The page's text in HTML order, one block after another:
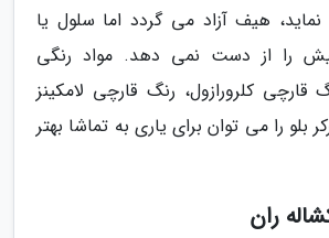
هیف آزاد می گردد اما سلول یا
را از دست نمی دهد. مواد رنگی
کلرورازول، رنگ قارچی لامکینز
بلو را می توان برای یاری به تماشا بهتر
ران